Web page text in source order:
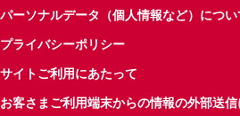
パーソナルデータ（個人情報など）につい
プライバシーポリシー
サイトご利用にあたって
お客さまご利用端末からの情報の外部送信